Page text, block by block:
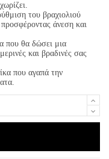
του βραχιολιού
άνεση και
που θα δώσει μια
και βραδινές σας
που αγαπά την